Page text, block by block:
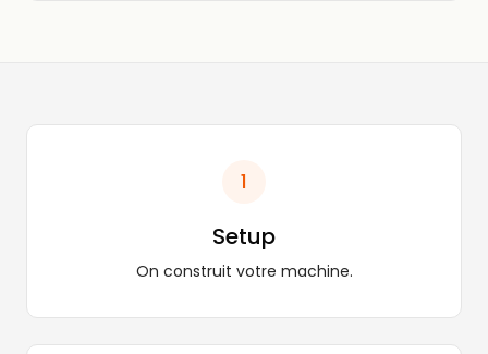
1
Setup
On construit votre machine.